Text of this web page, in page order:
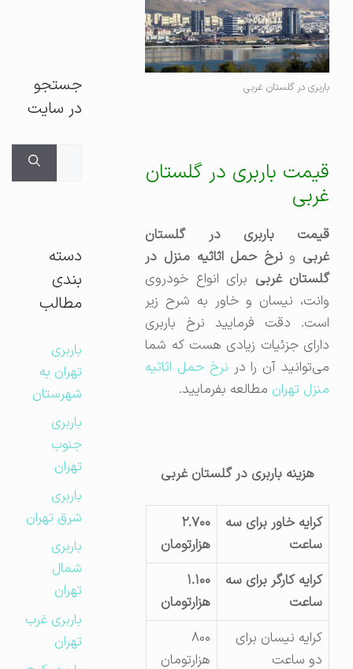
باربری در گلستان غربی
قیمت باربری در گلستان
غربی
قیمت باربری در گلستان
غربیونرخ حمل اثاثیه منزل در
گلستان غربیبرای انواع خودروی
وانت، نیسان و خاور به شرح زیر
است. دقت فرمایید نرخ باربری
دارای جزئیات زیادی هست که شما
می‌توانید آن را درنرخ حمل اثاثیه
منزل تهرانمطالعه بفرمایید.
هزینه باربری در گلستان غربی
کرایه خاور برای سه
ساعت
۲.۷۰۰
هزارتومان
کرایه کارگر برای سه
ساعت
۱.۱۰۰
هزارتومان
کرایه نیسان برای
دو ساعت
هزارتومان
جستجو
در سایت
دسته
بندی
مطالب
باربری
تهران به
شهرستان
باربری
جنوب
تهران
باربری
شرق تهران
باربری
شمال
تهران
باربری غرب
تهران